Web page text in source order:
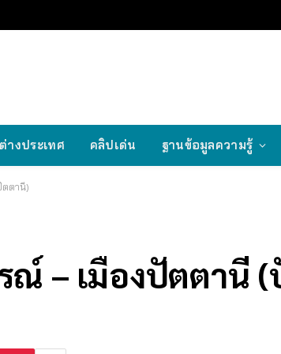
ต่างประเทศ คลิปเด่น ฐานข้อมูลความรู้
ตตานี)
ณ์ – เมืองปัตตานี